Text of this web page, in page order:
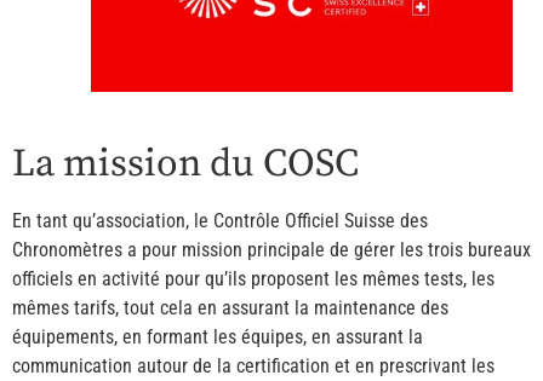
La mission du COSC
En tant qu’association, le Contrôle Officiel Suisse des
Chronomètres a pour mission principale de gérer les trois bureaux
officiels en activité pour qu’ils proposent les mêmes tests, les
mêmes tarifs, tout cela en assurant la maintenance des
équipements, en formant les équipes, en assurant la
communication autour de la certification et en prescrivant les